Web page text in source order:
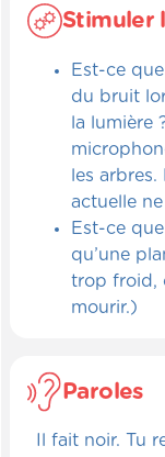
Stimuler
Est-ce
du bruit
la lumière
les
actuelle
Est-ce
qu’une
trop froid,
mourir.)
Paroles
Il fait noir. Tu